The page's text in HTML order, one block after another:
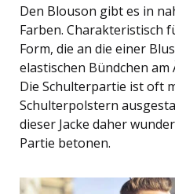
Den Blouson gibt es in
Farben. Charakteristisch
Form, die an die einer
elastischen Bündchen
Die Schulterpartie ist oft
Schulterpolstern
dieser Jacke daher
Partie betonen.